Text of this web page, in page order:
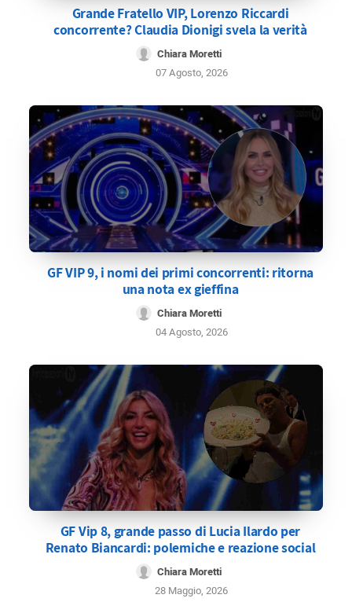
Grande Fratello VIP, Lorenzo Riccardi
concorrente? Claudia Dionigi svela la verità
Chiara Moretti
07 Agosto, 2026
GF VIP 9, i nomi dei primi concorrenti: ritorna
una nota ex gieffina
Chiara Moretti
04 Agosto, 2026
GF Vip 8, grande passo di Lucia Ilardo per
Renato Biancardi: polemiche e reazione social
Chiara Moretti
28 Maggio, 2026